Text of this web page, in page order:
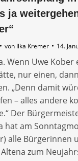
ja
von Ilka Kremer 14.
Wenn Uwe Kober
nur einen,
„Denn damit
– alles andere
Der
hat am
alle Bürgerinnen
zum